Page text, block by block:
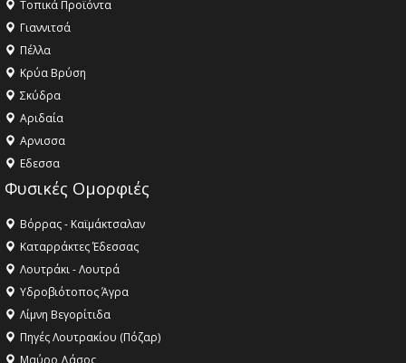
Τοπικά Προϊόντα
Γιαννιτσά
Πέλλα
Κρύα Βρύση
Σκύδρα
Αριδαία
Aρνισσα
Eδεσσα
Φυσικές Ομορφιές
Βόρρας - Καϊμάκτσαλαν
Καταρράκτες Έδεσσας
Λουτράκι - Λουτρά
Υδροβιότοπος Άγρα
Λίμνη Βεγορίτιδα
Πηγές Λουτρακίου (Πόζαρ)
Μαύρο Δάσος